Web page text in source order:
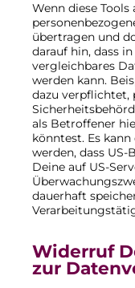
Wenn diese
übertragen und
darauf hin, dass
vergleichbares
werden kann.
dazu verpflichtet,
als Betroffener
könntest. Es
werden, dass US-
Deine auf US-
dauerhaft
Widerruf
zur